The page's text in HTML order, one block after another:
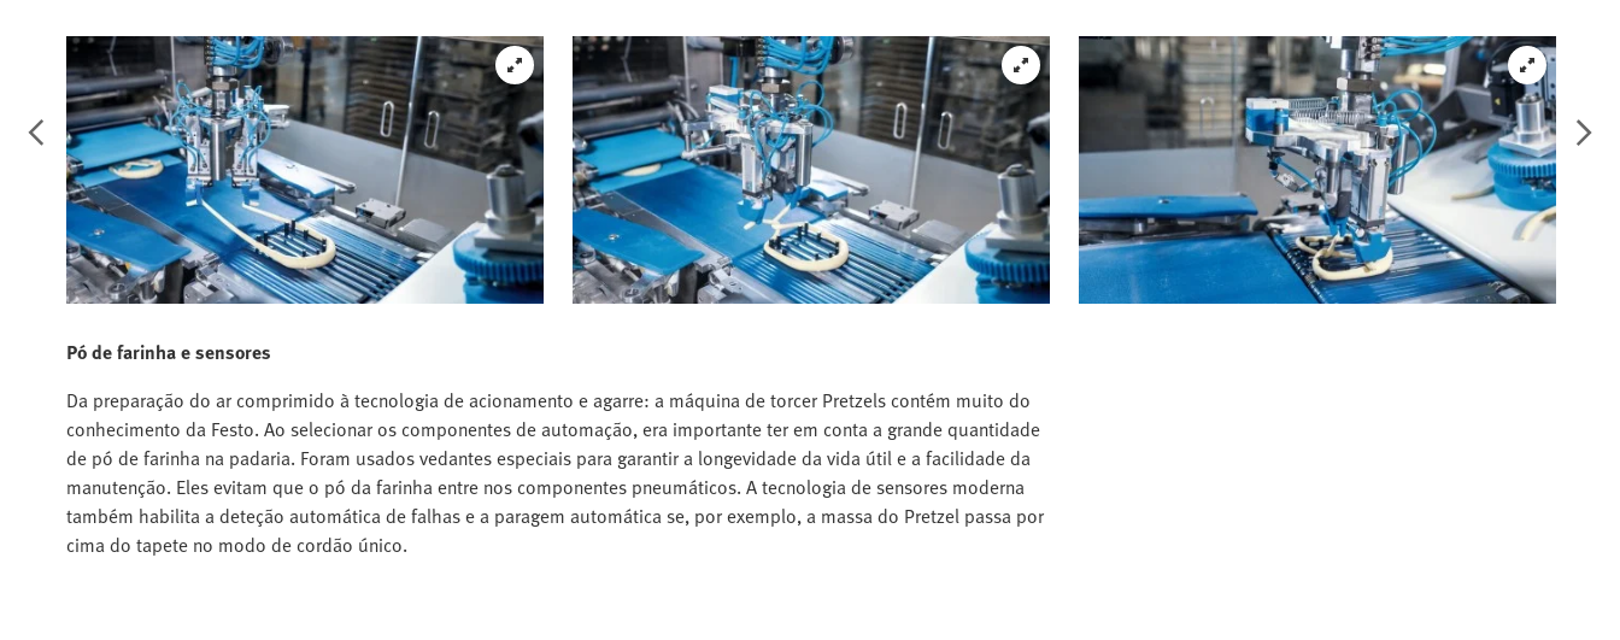
Pó de farinha e sensores
Da preparação do ar comprimido à tecnologia de acionamento e agarre: a máquina de torcer Pretzels contém muito do
conhecimento da Festo. Ao selecionar os componentes de automação, era importante ter em conta a grande quantidade
de pó de farinha na padaria. Foram usados vedantes especiais para garantir a longevidade da vida útil e a facilidade da
manutenção. Eles evitam que o pó da farinha entre nos componentes pneumáticos. A tecnologia de sensores moderna
também habilita a deteção automática de falhas e a paragem automática se, por exemplo, a massa do Pretzel passa por
cima do tapete no modo de cordão único.